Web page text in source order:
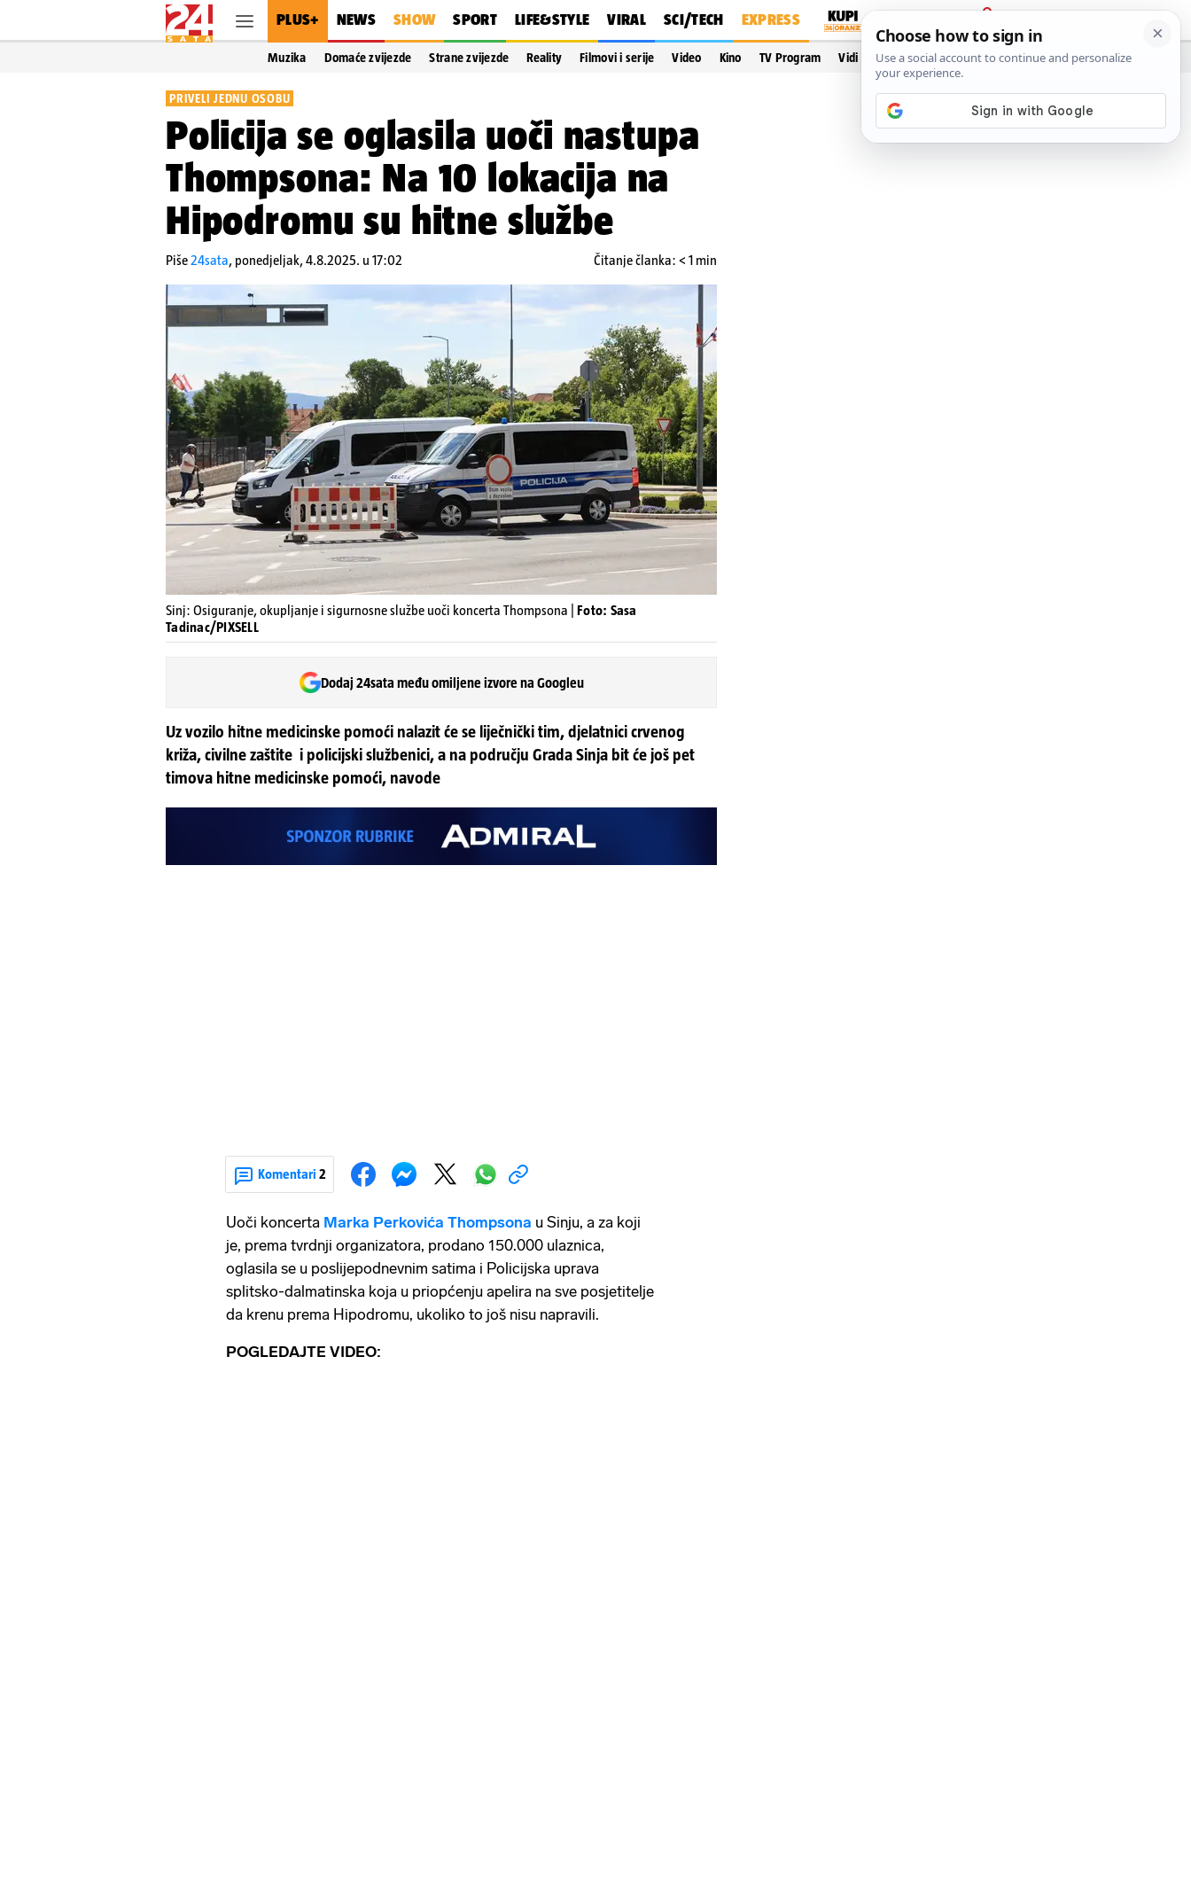
PLUS+ NEWS SHOW SPORT LIFE&STYLE VIRAL SCI/TECH EXPRESS
PRIJAVA
Muzika Domaće zvijezde Strane zvijezde Reality Filmovi i serije Video Kino TV Program Vidi još…
PRIVELI JEDNU OSOBU
Policija se oglasila uoči nastupa
Thompsona: Na 10 lokacija na
Hipodromu su hitne službe
Piše24sata, ponedjeljak, 4.8.2025. u 17:02 Čitanje članka: < 1 min
Sinj: Osiguranje, okupljanje i sigurnosne službe uoči koncerta Thompsona | Foto: Sasa
Tadinac/PIXSELL
Dodaj 24sata među omiljene izvore na Googleu
Uz vozilo hitne medicinske pomoći nalazit će se liječnički tim, djelatnici crvenog
križa, civilne zaštite i policijski službenici, a na području Grada Sinja bit će još pet
timova hitne medicinske pomoći, navode
Komentari 2
Uoči koncerta Marka Perkovića Thompsona u Sinju, a za koji
je, prema tvrdnji organizatora, prodano 150.000 ulaznica,
oglasila se u poslijepodnevnim satima i Policijska uprava
splitsko-dalmatinska koja u priopćenju apelira na sve posjetitelje
da krenu prema Hipodromu, ukoliko to još nisu napravili.
POGLEDAJTE VIDEO: